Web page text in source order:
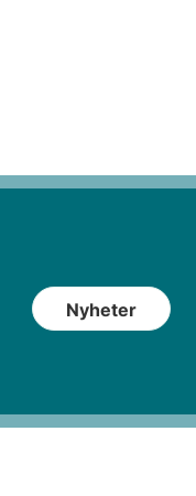
Nyheter